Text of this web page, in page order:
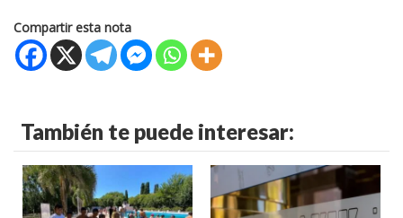
Compartir esta nota
También te puede interesar: